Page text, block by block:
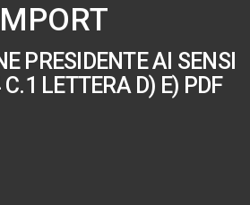
PRESIDENTE AI SENSI
C.1 LETTERA D) E) PDF